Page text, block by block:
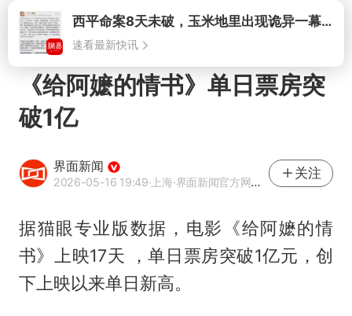
打开
《给阿嬷的情书》单日票房突
破1亿
界面新闻
2026-05-16 19:49·上海·界面新闻官方网易号
关注
据猫眼专业版数据，电影《给阿嬷的情
书》上映17天 ，单日票房突破1亿元，创
下上映以来单日新高。